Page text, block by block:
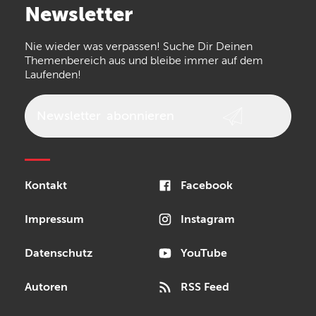
the t.bone
Walrus Audio Epiphone
Newsletter
Nie wieder was verpassen! Suche Dir Deinen
Themenbereich aus und bleibe immer auf dem
Laufenden!
Kontakt
Impressum
Datenschutz
Autoren
Facebook
Instagram
YouTube
RSS Feed